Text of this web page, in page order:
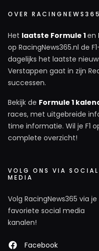
OVER RACINGNEWS365
Het laatste Formule 1en
op RacingNews365.nl de
dagelijks het laatste
Verstappen gaat in zijn
successen.
Bekijk de Formule 1
races, met uitgebreide
time informatie. Wil je F1
complete overzicht!
VOLG ONS VIA SOCIAL
MEDIA
Volg RacingNews365 via je
favoriete social media
kanalen!
Facebook